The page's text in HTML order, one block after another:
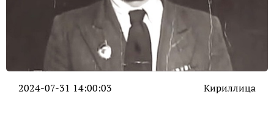
2024-07-31 14:00:03 Кириллица